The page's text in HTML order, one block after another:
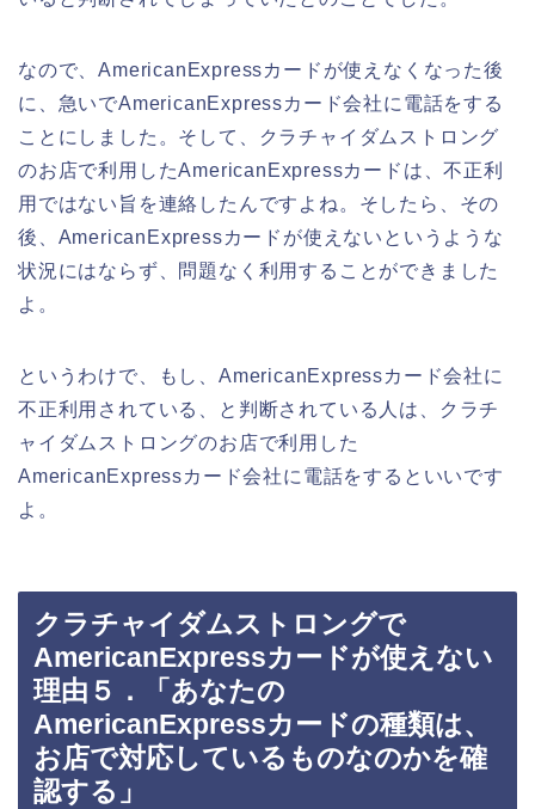
なので、AmericanExpressカードが使えなくなった後
に、急いでAmericanExpressカード会社に電話をする
ことにしました。そして、クラチャイダムストロング
のお店で利用したAmericanExpressカードは、不正利
用ではない旨を連絡したんですよね。そしたら、その
後、AmericanExpressカードが使えないというような
状況にはならず、問題なく利用することができました
よ。
というわけで、もし、AmericanExpressカード会社に
不正利用されている、と判断されている人は、クラチ
ャイダムストロングのお店で利用した
AmericanExpressカード会社に電話をするといいです
よ。
クラチャイダムストロングで
AmericanExpressカードが使えない
理由５．「あなたの
AmericanExpressカードの種類は、
お店で対応しているものなのかを確
認する」